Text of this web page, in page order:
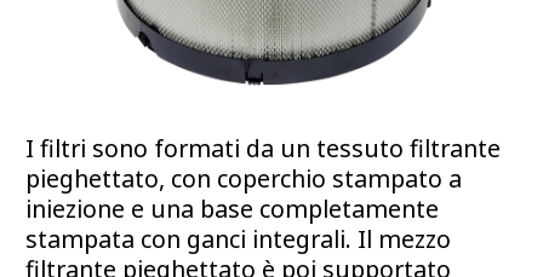
I filtri sono formati da un tessuto filtrante
pieghettato, con coperchio stampato a
iniezione e una base completamente
stampata con ganci integrali. Il mezzo
filtrante pieghettato è poi supportato